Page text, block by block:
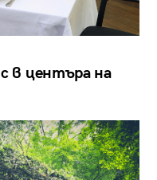
в центъра на